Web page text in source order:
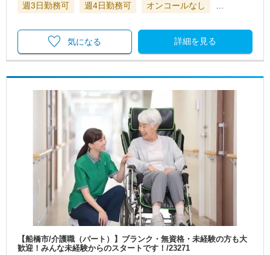
週3日勤務可
週4日勤務可 オンコールなし …
詳細を見る
気になる
【船橋市/介護職（パート）】ブランク・無資格・未経験の方も大
歓迎！みんな未経験からのスタートです！/23271